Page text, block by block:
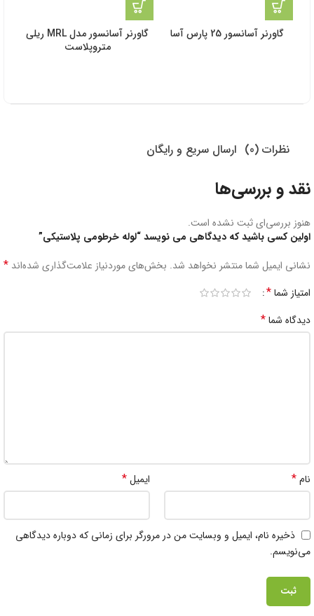
گاورنر آسانسور 25 پارس آسا
گاورنر آسانسور مدل MRL ریلی
متروپلاست
نظرات (0) ارسال سریع و رایگان
نقد و بررسی‌ها
هنوز بررسی‌ای ثبت نشده است.
اولین کسی باشید که دیدگاهی می نویسد “لوله خرطومی پلاستیکی”
نشانی ایمیل شما منتشر نخواهد شد. بخش‌های موردنیاز علامت‌گذاری شده‌اند *
امتیاز شما*
دیدگاه شما*
نام* ایمیل*
ذخیره نام، ایمیل و وبسایت من در مرورگر برای زمانی که دوباره دیدگاهی
می‌نویسم.